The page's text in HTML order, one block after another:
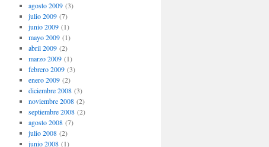
agosto 2009(3)
julio 2009(7)
junio 2009(1)
mayo 2009(1)
abril 2009(2)
marzo 2009(1)
febrero 2009(3)
enero 2009(2)
diciembre 2008(3)
noviembre 2008(2)
septiembre 2008(2)
agosto 2008(7)
julio 2008(2)
junio 2008(1)